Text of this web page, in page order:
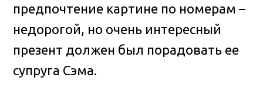
предпочтение картине по номерам –
недорогой, но очень интересный
презент должен был порадовать ее
супруга Сэма.